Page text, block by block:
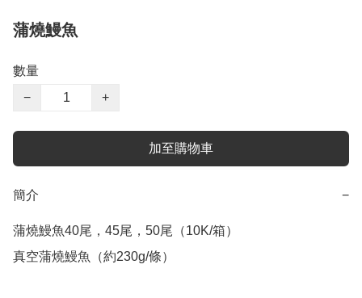
蒲燒鰻魚
數量
−
+
加至購物車
簡介 −
蒲燒鰻魚40尾，45尾，50尾（10K/箱）